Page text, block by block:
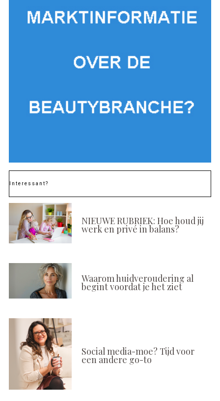
Interessant?
NIEUWE RUBRIEK: Hoe houd jij
werk en privé in balans?
Waarom huidveroudering al
begint voordat je het ziet
Social media-moe? Tijd voor
een andere go-to